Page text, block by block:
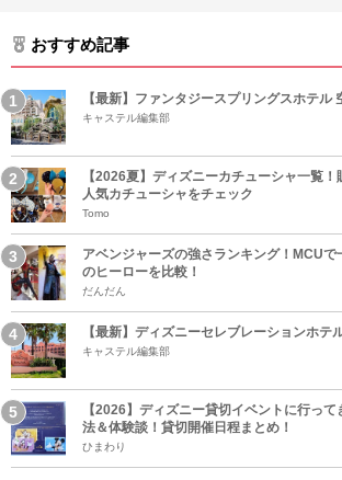
おすすめ記事
【最新】ファンタジースプリングスホテル
キャステル編集部
【2026夏】ディズニーカチューシャ一覧！
人気カチューシャをチェック
Tomo
アベンジャーズの強さランキング！MCUで
のヒーローを比較！
だんだん
【最新】ディズニーセレブレーションホテ
キャステル編集部
【2026】ディズニー貸切イベントに行っ
法＆体験談！貸切開催日程まとめ！
ひまわり